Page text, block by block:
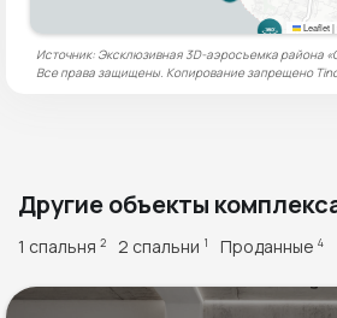
Leaflet|
Источник: Эксклюзивная 3D-аэросъемка района
Все права защищены. Копирование запрещено
Другие объекты
1 спальня 2 2 спальни 1 Проданные 4